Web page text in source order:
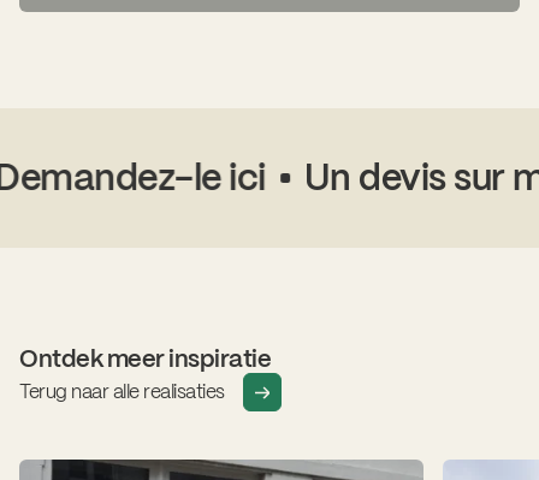
le ici Un devis sur
Ontdek meer inspiratie
Terug naar alle realisaties